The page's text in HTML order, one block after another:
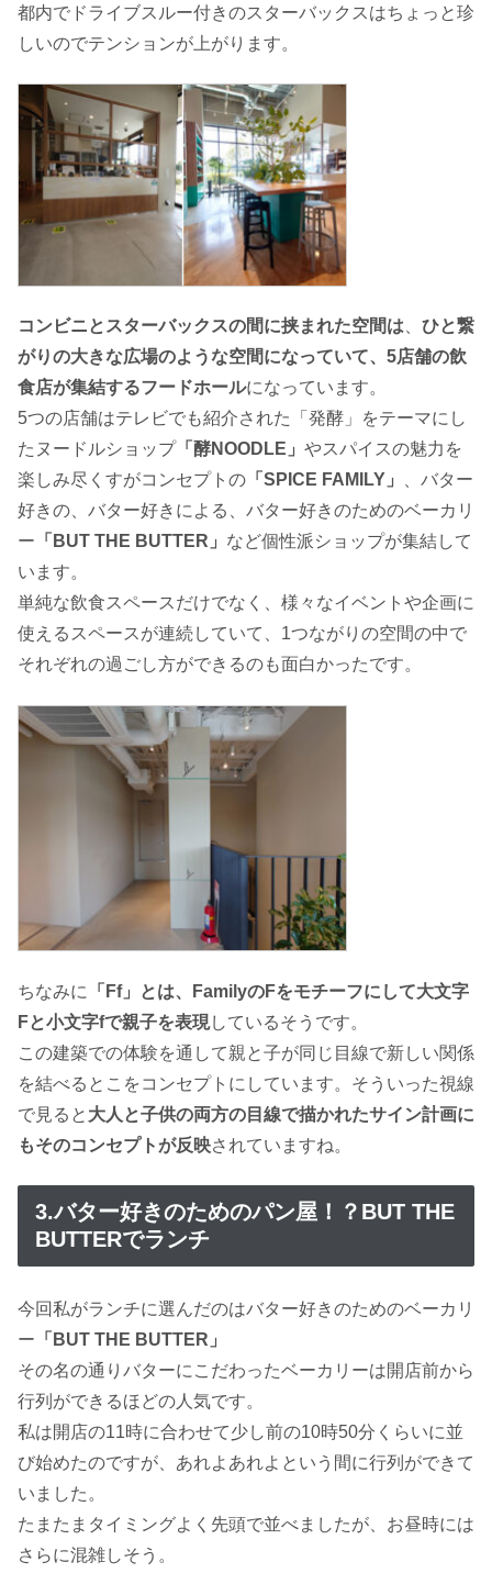
都内でドライブスルー付きのスターバックスはちょっと珍
しいのでテンションが上がります。
コンビニとスターバックスの間に挟まれた空間は、 ひと繋
がりの大きな広場のような空間になっていて、5店舗の飲
食店が集結するフードホールになっています。
5つの店舗はテレビでも紹介された「発酵」をテーマにし
たヌードルショップ 「酵NOODLE」 やスパイスの魅力を
楽しみ尽くすがコンセプトの 「SPICE FAMILY」
、バター
好きの、バター好きによる、バター好きのためのベーカリ
ー 「BUT THE BUTTER」 など個性派ショップが集結して
います。
単純な飲食スペースだけでなく、様々なイベントや企画に
使えるスペースが連続していて、1つながりの空間の中で
それぞれの過ごし方ができるのも面白かったです。
ちなみに
「Ff」とは、FamilyのFをモチーフにして大文字
Fと小文字fで親子を表現しているそうです。
この建築での体験を通して親と子が同じ目線で新しい関係
を結べるとこをコンセプトにしています。そういった視線
で見ると 大人と子供の両方の目線で描かれたサイン計画に
もそのコンセプトが反映されていますね。
3.バター好きのためのパン屋！？BUT THE
BUTTERでランチ
今回私がランチに選んだのはバター好きのためのベーカリ
ー 「BUT THE BUTTER」
その名の通りバターにこだわったベーカリーは開店前から
行列ができるほどの人気です。
私は開店の11時に合わせて少し前の10時50分くらいに並
び始めたのですが、あれよあれよという間に行列ができて
いました。
たまたまタイミングよく先頭で並べましたが、お昼時には
さらに混雑しそう。